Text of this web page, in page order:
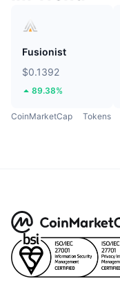
Fusionist
$0.1392
89.38%
CoinMarketCap Tokens